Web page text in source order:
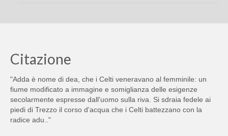
Citazione
"Adda è nome di dea, che i Celti veneravano al femminile: un
fiume modificato a immagine e somiglianza delle esigenze
secolarmente espresse dall'uomo sulla riva. Si sdraia fedele ai
piedi di Trezzo il corso d'acqua che i Celti battezzano con la
radice adu.."